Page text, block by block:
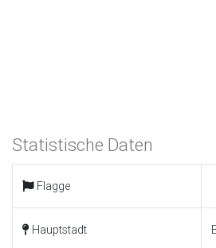
Statistische Daten
Flagge
Hauptstadt